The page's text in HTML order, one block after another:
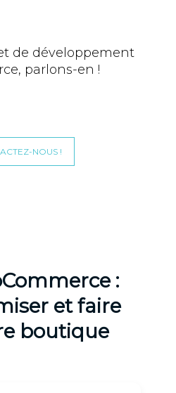
de développement
parlons-en !
NOUS !
:
et faire
boutique